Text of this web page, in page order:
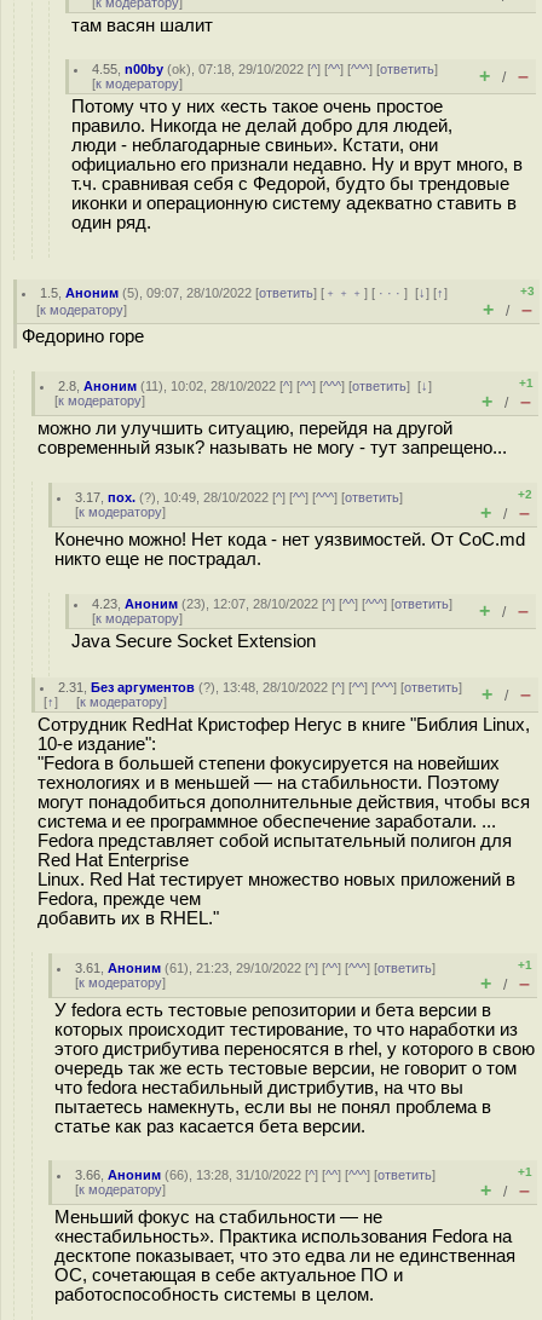
там васян шалит
4.55 ,n00by (ok), 07:18, 29/10/2022 [^] [^^] [^^^] [ответить]
[к модератору] + / –
Потому что у них «есть такое очень простое
правило. Никогда не делай добро для людей,
люди - неблагодарные свиньи». Кстати, они
официально его признали недавно. Ну и врут много, в
т.ч. сравнивая себя с Федорой, будто бы трендовые
иконки и операционную систему адекватно ставить в
один ряд.
1.5 ,Аноним (5), 09:07, 28/10/2022 [ответить] [ ﹢﹢﹢] [ · · ·][↓] [↑]
[к модератору]
+3
+ / –
Федорино горе
2.8 ,Аноним (11), 10:02, 28/10/2022 [^] [^^] [^^^] [ответить][↓]
[к модератору]
+1
+ / –
можно ли улучшить ситуацию, перейдя на другой
современный язык? называть не могу - тут запрещено...
3.17 ,пох. (?), 10:49, 28/10/2022 [^] [^^] [^^^] [ответить]
[к модератору]
+2
+ / –
Конечно можно! Нет кода - нет уязвимостей. От CoC.md
никто еще не пострадал.
4.23 ,Аноним (23), 12:07, 28/10/2022 [^] [^^] [^^^] [ответить]
[к модератору] + / –
Java Secure Socket Extension
2.31 ,Без аргументов (?), 13:48, 28/10/2022 [^] [^^] [^^^] [ответить]
[↑] [к модератору] + / –
Сотрудник RedHat Кристофер Негус в книге "Библия Linux,
10-е издание":
"Fedora в большей степени фокусируется на новейших
технологиях и в меньшей — на стабильности. Поэтому
могут понадобиться дополнительные действия, чтобы вся
система и ее программное обеспечение заработали. ...
Fedora представляет собой испытательный полигон для
Red Hat Enterprise
Linux. Red Hat тестирует множество новых приложений в
Fedora, прежде чем
добавить их в RHEL."
3.61 ,Аноним (61), 21:23, 29/10/2022 [^] [^^] [^^^] [ответить]
[к модератору]
+1
+ / –
У fedora есть тестовые репозитории и бета версии в
которых происходит тестирование, то что наработки из
этого дистрибутива переносятся в rhel, у которого в свою
очередь так же есть тестовые версии, не говорит о том
что fedora нестабильный дистрибутив, на что вы
пытаетесь намекнуть, если вы не понял проблема в
статье как раз касается бета версии.
3.66 ,Аноним (66), 13:28, 31/10/2022 [^] [^^] [^^^] [ответить]
[к модератору]
+1
+ / –
Меньший фокус на стабильности — не
«нестабильность». Практика использования Fedora на
десктопе показывает, что это едва ли не единственная
ОС, сочетающая в себе актуальное ПО и
работоспособность системы в целом.